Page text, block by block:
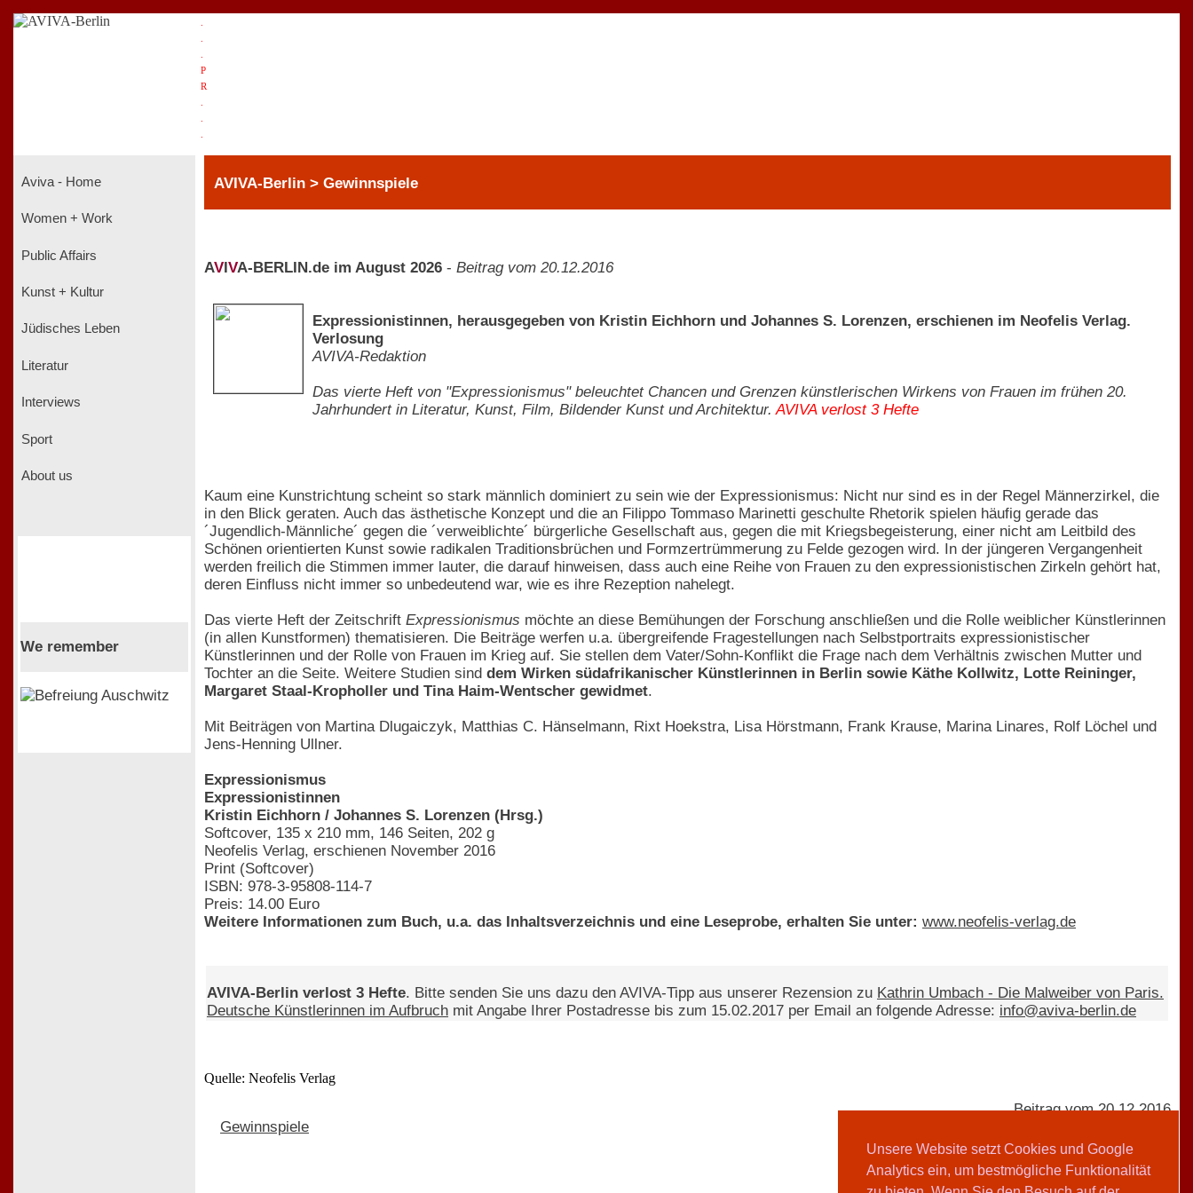
Unsere Website setzt Cookies und Google
Analytics ein, um bestmögliche Funktionalität
P
R
Aviva - Home
Women + Work
Public Affairs
Kunst + Kultur
Jüdisches Leben
Literatur
Interviews
Sport
About us
We remember
AVIVA-Berlin > Gewinnspiele
AV VA-BERLIN.de im August 2026 - Beitrag vom 20.12.2016
Expressionistinnen, herausgegeben von Kristin Eichhorn und Johannes S. Lorenzen, erschienen im Neofelis Verlag.
Verlosung
AVIVA-Redaktion
Das vierte Heft von "Expressionismus" beleuchtet Chancen und Grenzen künstlerischen Wirkens von Frauen im frühen 20.
Jahrhundert in Literatur, Kunst, Film, Bildender Kunst und Architektur.AVIVA verlost 3 Hefte
Kaum eine Kunstrichtung scheint so stark männlich dominiert zu sein wie der Expressionismus: Nicht nur sind es in der Regel Männerzirkel, die
in den Blick geraten. Auch das ästhetische Konzept und die an Filippo Tommaso Marinetti geschulte Rhetorik spielen häufig gerade das
´Jugendlich-Männliche´ gegen die ´verweiblichte´ bürgerliche Gesellschaft aus, gegen die mit Kriegsbegeisterung, einer nicht am Leitbild des
Schönen orientierten Kunst sowie radikalen Traditionsbrüchen und Formzertrümmerung zu Felde gezogen wird. In der jüngeren Vergangenheit
werden freilich die Stimmen immer lauter, die darauf hinweisen, dass auch eine Reihe von Frauen zu den expressionistischen Zirkeln gehört hat,
deren Einfluss nicht immer so unbedeutend war, wie es ihre Rezeption nahelegt.
Das vierte Heft der Zeitschrift Expressionismus möchte an diese Bemühungen der Forschung anschließen und die Rolle weiblicher Künstlerinnen
(in allen Kunstformen) thematisieren. Die Beiträge werfen u.a. übergreifende Fragestellungen nach Selbstportraits expressionistischer
Künstlerinnen und der Rolle von Frauen im Krieg auf. Sie stellen dem Vater/Sohn-Konflikt die Frage nach dem Verhältnis zwischen Mutter und
Tochter an die Seite. Weitere Studien sind dem Wirken südafrikanischer Künstlerinnen in Berlin sowie Käthe Kollwitz, Lotte Reininger,
Margaret Staal-Kropholler und Tina Haim-Wentscher gewidmet.
Mit Beiträgen von Martina Dlugaiczyk, Matthias C. Hänselmann, Rixt Hoekstra, Lisa Hörstmann, Frank Krause, Marina Linares, Rolf Löchel und
Jens-Henning Ullner.
Expressionismus
Expressionistinnen
Kristin Eichhorn / Johannes S. Lorenzen (Hrsg.)
Softcover, 135 x 210 mm, 146 Seiten, 202 g
Neofelis Verlag, erschienen November 2016
Print (Softcover)
ISBN: 978-3-95808-114-7
Preis: 14.00 Euro
Weitere Informationen zum Buch, u.a. das Inhaltsverzeichnis und eine Leseprobe, erhalten Sie unter: www.neofelis-verlag.de
AVIVA-Berlin verlost 3 Hefte. Bitte senden Sie uns dazu den AVIVA-Tipp aus unserer Rezension zu Kathrin Umbach - Die Malweiber von Paris.
Deutsche Künstlerinnen im Aufbruch mit Angabe Ihrer Postadresse bis zum 15.02.2017 per Email an folgende Adresse: info@aviva-berlin.de
Quelle: Neofelis Verlag
Gewinnspiele
Beitrag vom 20.12.2016
AVIVA-Redaktion